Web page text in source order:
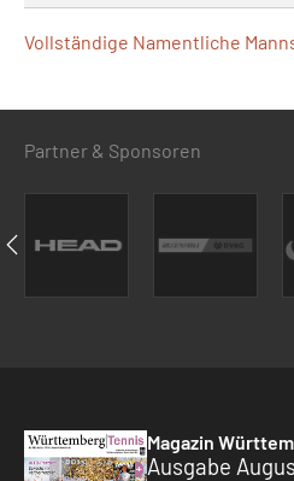
Vollständige Namentliche
Partner & Sponsoren
Magazin
Ausgabe